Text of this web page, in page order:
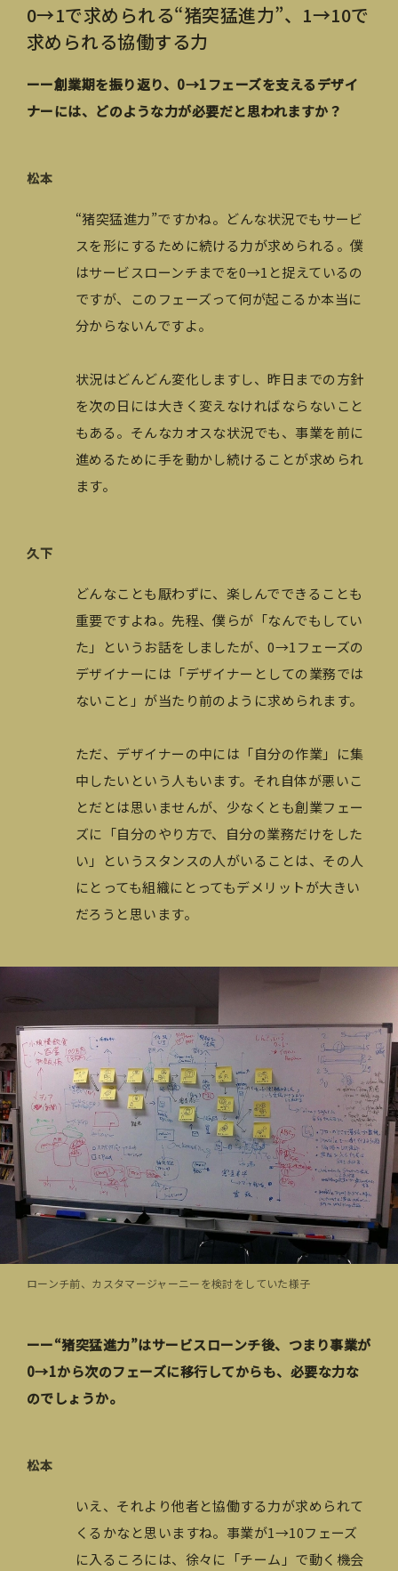
0→1で求められる“猪突猛進力”、1→10で
求められる協働する力
ーー創業期を振り返り、0→1フェーズを支えるデザイ
ナーには、どのような力が必要だと思われますか？
松本
“猪突猛進力”ですかね。どんな状況でもサービ
スを形にするために続ける力が求められる。僕
はサービスローンチまでを0→1と捉えているの
ですが、このフェーズって何が起こるか本当に
分からないんですよ。
状況はどんどん変化しますし、昨日までの方針
を次の日には大きく変えなければならないこと
もある。そんなカオスな状況でも、事業を前に
進めるために手を動かし続けることが求められ
ます。
久下
どんなことも厭わずに、楽しんでできることも
重要ですよね。先程、僕らが「なんでもしてい
た」というお話をしましたが、0→1フェーズの
デザイナーには「デザイナーとしての業務では
ないこと」が当たり前のように求められます。
ただ、デザイナーの中には「自分の作業」に集
中したいという人もいます。それ自体が悪いこ
とだとは思いませんが、少なくとも創業フェー
ズに「自分のやり方で、自分の業務だけをした
い」というスタンスの人がいることは、その人
にとっても組織にとってもデメリットが大きい
だろうと思います。
ローンチ前、カスタマージャーニーを検討をしていた様子
ーー“猪突猛進力”はサービスローンチ後、つまり事業が
0→1から次のフェーズに移行してからも、必要な力な
のでしょうか。
松本
いえ、それより他者と協働する力が求められて
くるかなと思いますね。事業が1→10フェーズ
に入るころには、徐々に「チーム」で動く機会